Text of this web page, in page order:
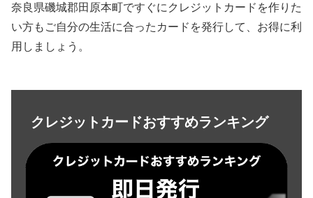
奈良県磯城郡田原本町ですぐにクレジットカードを作りた
い方もご自分の生活に合ったカードを発行して、お得に利
用しましょう。
クレジットカードおすすめランキング